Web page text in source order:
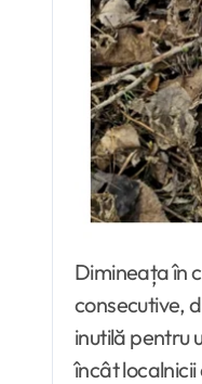
Dimineața în care o dronă fără încărcătură a căzut într-o curte din Vaslui a fost transformată în spectacol național de panică. Ro-Alert-uri
consecutive,
inutilă pentru
încât